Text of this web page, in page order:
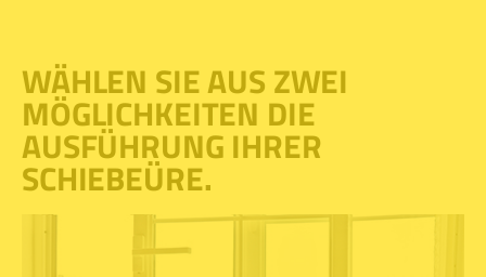
WÄHLEN SIE AUS ZWEI
MÖGLICHKEITEN DIE
AUSFÜHRUNG IHRER
SCHIEBEÜRE.